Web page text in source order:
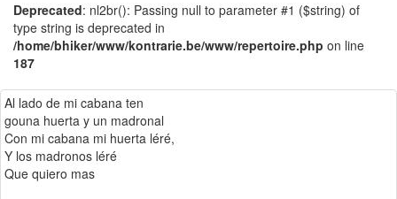
Deprecated: nl2br(): Passing null to parameter #1 ($string) of
type string is deprecated in
/home/bhiker/www/kontrarie.be/www/repertoire.php on line
187
Al lado de mi cabana ten
gouna huerta y un madronal
Con mi cabana mi huerta léré,
Y los madronos léré
Que quiero mas